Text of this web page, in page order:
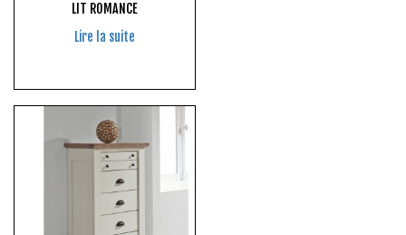
LIT ROMANCE
Lire la suite